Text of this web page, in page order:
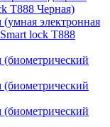
T888 Черная)
(умная электронная
lock T888
(биометрический
(биометрический
(биометрический